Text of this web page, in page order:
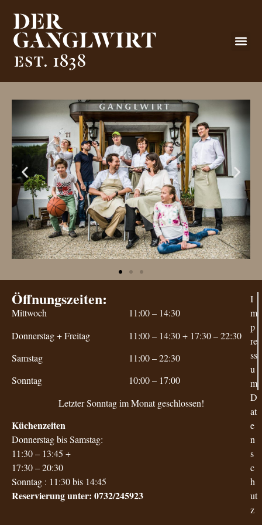
Öffnungszeiten:
Mittwoch
Donnerstag + Freitag
Samstag
Sonntag
11:00 – 14:30
11:00 – 14:30 + 17:30 – 22:30
11:00 – 22:30
10:00 – 17:00
Letzter Sonntag im Monat geschlossen!
Küchenzeiten
Donnerstag bis Samstag:
11:30 – 13:45 +
17:30 – 20:30
Sonntag : 11:30 bis 14:45
Reservierung unter: 0732/245923
I
m
p
re
ss
u
m
D
at
e
n
s
c
h
ut
z